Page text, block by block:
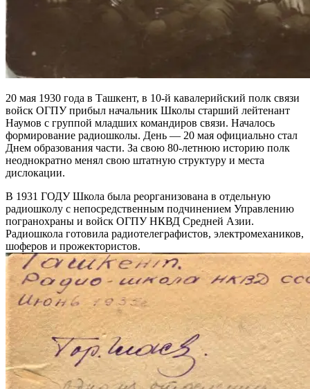
20 мая 1930 года в Ташкент, в 10-й кавалерийский полк связи
войск ОГПУ прибыл начальник Школы старший лейтенант
Наумов с группой младших командиров связи. Началось
формирование радиошколы. День — 20 мая официально стал
Днем образования части. За свою 80-летнюю историю полк
неоднократно менял свою штатную структуру и места
дислокации.
В 1931 ГОДУ Школа была реорганизована в отдельную
радиошколу с непосредственным подчинением Управлению
погранохраны и войск ОГПУ НКВД Средней Азии.
Радиошкола готовила радиотелеграфистов, электромехаников,
шоферов и прожектористов.